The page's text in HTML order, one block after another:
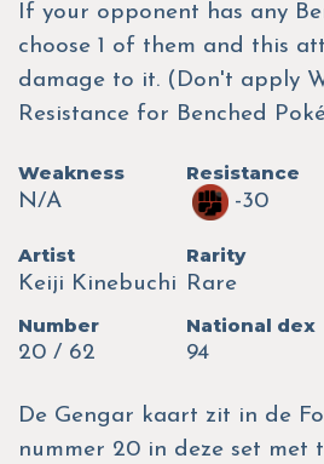
If your opponent has any
choose 1 of them and this
damage to it. (Don't apply
Resistance for Benched
Weakness
N/A
Resistance
-30
Artist
Keiji Kinebuchi
Rarity
Rare
Number
20 / 62
National dex
94
De Gengar kaart zit in de
nummer 20 in deze set met